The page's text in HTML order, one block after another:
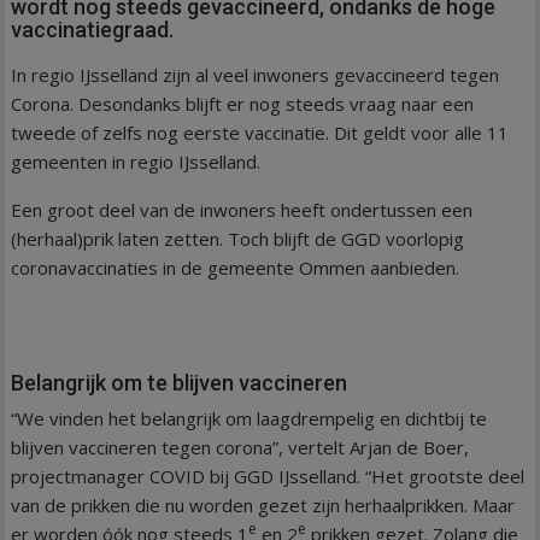
wordt nog steeds gevaccineerd, ondanks de hoge
vaccinatiegraad.
In regio IJsselland zijn al veel inwoners gevaccineerd tegen
Corona. Desondanks blijft er nog steeds vraag naar een
tweede of zelfs nog eerste vaccinatie. Dit geldt voor alle 11
gemeenten in regio IJsselland.
Een groot deel van de inwoners heeft ondertussen een
(herhaal)prik laten zetten. Toch blijft de GGD voorlopig
coronavaccinaties in de gemeente Ommen aanbieden.
Belangrijk om te blijven vaccineren
“We vinden het belangrijk om laagdrempelig en dichtbij te
blijven vaccineren tegen corona”, vertelt Arjan de Boer,
projectmanager COVID bij GGD IJsselland. “Het grootste deel
van de prikken die nu worden gezet zijn herhaalprikken. Maar
er worden óók nog steeds 1 e en 2e prikken gezet. Zolang die